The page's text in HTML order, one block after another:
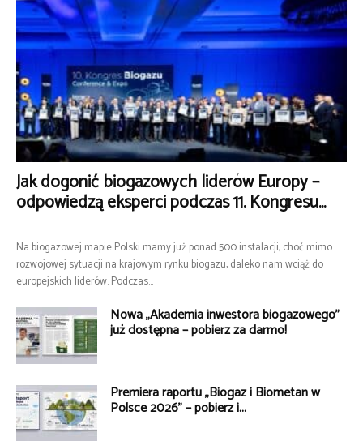
Jak dogonić biogazowych liderów Europy –
odpowiedzą eksperci podczas 11. Kongresu...
Na biogazowej mapie Polski mamy już ponad 500 instalacji, choć mimo
rozwojowej sytuacji na krajowym rynku biogazu, daleko nam wciąż do
europejskich liderów. Podczas...
Nowa „Akademia inwestora biogazowego”
już dostępna – pobierz za darmo!
Premiera raportu „Biogaz i Biometan w
Polsce 2026” – pobierz i...